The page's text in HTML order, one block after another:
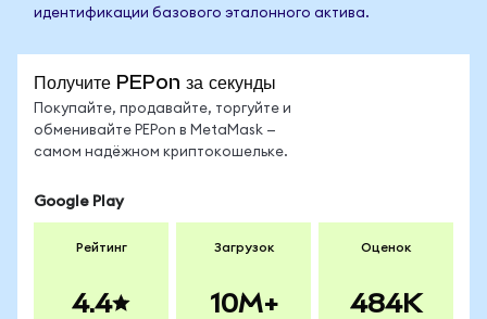
идентификации базового эталонного актива.
Получите PEPon за секунды
Покупайте, продавайте, торгуйте и
обменивайте PEPon в MetaMask —
самом надёжном криптокошельке.
Google Play
Рейтинг
4.4
Загрузок
10M+
Оценок
484K